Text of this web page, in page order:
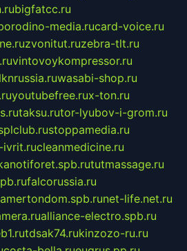
bigfatcc.ru
media.rucard-voice.ru
zvonitut.ruzebra-tlt.ru
vintovoykompressor.ru
wasabi-shop.ru
youtubefree.rux-ton.ru
taksu.rutor-lyubov-i-grom.ru
stoppamedia.ru
ivrit.rucleanmedicine.ru
tutmassage.ru
falcorussia.ru
net-life.net.ru
alliance-electro.spb.ru
tdsak74.rukinzozo-ru.ru